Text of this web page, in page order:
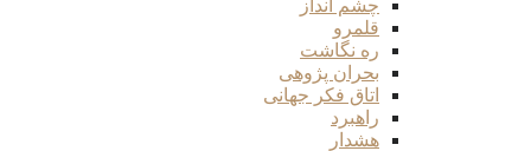
چشم انداز
قلمرو
ره نگاشت
بحران پژوهی
اتاق فکر جهانی
راهبرد
هشدار